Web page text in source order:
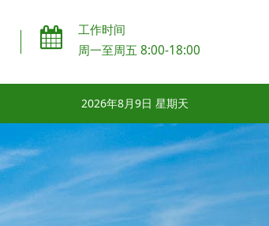
工作时间
周一至周五 8:00-18:00
2026年8月9日 星期天